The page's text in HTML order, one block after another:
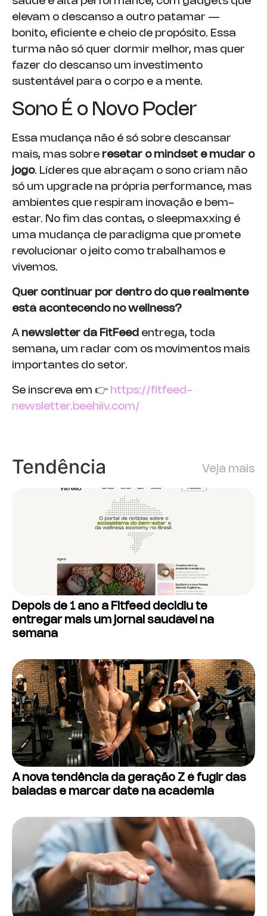
elevam o descanso a outro patamar —
bonito, eficiente e cheio de propósito. Essa
turma não só quer dormir melhor, mas quer
fazer do descanso um investimento
sustentável para o corpo e a mente.
Sono É o Novo Poder
Essa mudança não é só sobre descansar
mais, mas sobre resetar o mindset e mudar o
jogo. Líderes que abraçam o sono criam não
só um upgrade na própria performance, mas
ambientes que respiram inovação e bem-
estar. No fim das contas, o sleepmaxxing é
uma mudança de paradigma que promete
revolucionar o jeito como trabalhamos e
vivemos.
Quer continuar por dentro do que realmente
está acontecendo no wellness?
A newsletter da FitFeed entrega, toda
semana, um radar com os movimentos mais
importantes do setor.
Se inscreva em 👉 https://fitfeed-
newsletter.beehiiv.com/
Tendência Veja mais
Depois de 1 ano a Fitfeed decidiu te
entregar mais um jornal saudável na
semana
A nova tendência da geração Z é fugir das
baladas e marcar date na academia